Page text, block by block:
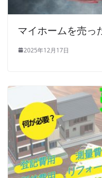
マイホームを売っ
2025年12月17日